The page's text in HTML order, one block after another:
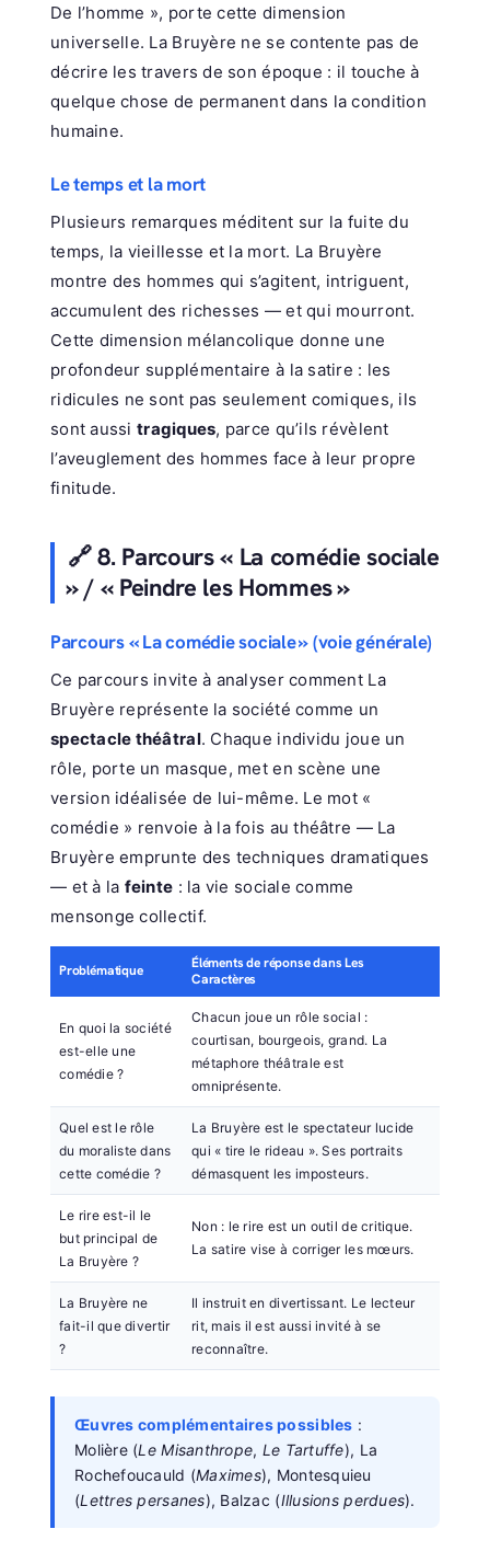
De l’homme », porte cette dimension
universelle. La Bruyère ne se contente pas de
décrire les travers de son époque : il touche à
quelque chose de permanent dans la condition
humaine.
Le temps et la mort
Plusieurs remarques méditent sur la fuite du
temps, la vieillesse et la mort. La Bruyère
montre des hommes qui s’agitent, intriguent,
accumulent des richesses — et qui mourront.
Cette dimension mélancolique donne une
profondeur supplémentaire à la satire : les
ridicules ne sont pas seulement comiques, ils
sont aussi tragiques, parce qu’ils révèlent
l’aveuglement des hommes face à leur propre
finitude.
🔗 8. Parcours « La comédie sociale
» / « Peindre les Hommes »
Parcours « La comédie sociale » (voie générale)
Ce parcours invite à analyser comment La
Bruyère représente la société comme un
spectacle théâtral. Chaque individu joue un
rôle, porte un masque, met en scène une
version idéalisée de lui-même. Le mot «
comédie » renvoie à la fois au théâtre — La
Bruyère emprunte des techniques dramatiques
— et à la feinte : la vie sociale comme
mensonge collectif.
Problématique
Éléments de réponse dans Les
Caractères
En quoi la société
est-elle une
comédie ?
Chacun joue un rôle social :
courtisan, bourgeois, grand. La
métaphore théâtrale est
omniprésente.
Quel est le rôle
du moraliste dans
cette comédie ?
La Bruyère est le spectateur lucide
qui « tire le rideau ». Ses portraits
démasquent les imposteurs.
Le rire est-il le
but principal de
La Bruyère ?
Non : le rire est un outil de critique.
La satire vise à corriger les mœurs.
La Bruyère ne
fait-il que divertir
?
Il instruit en divertissant. Le lecteur
rit, mais il est aussi invité à se
reconnaître.
Œuvres complémentaires possibles :
Molière (Le Misanthrope, Le Tartuffe), La
Rochefoucauld (Maximes), Montesquieu
(Lettres persanes), Balzac (Illusions perdues).